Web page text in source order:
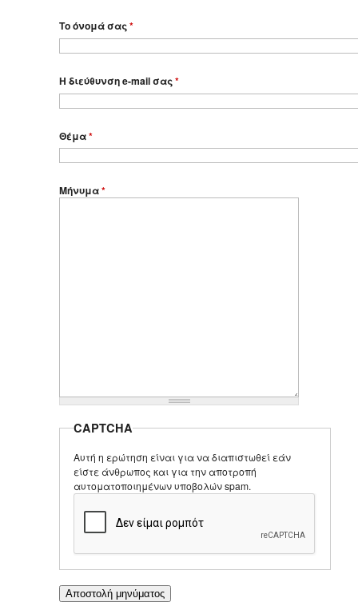
Το όνομά σας*
Η διεύθυνση e-mail σας*
Θέμα*
Μήνυμα*
CAPTCHA
Αυτή η ερώτηση είναι για να διαπιστωθεί εάν
είστε άνθρωπος και για την αποτροπή
αυτοματοποιημένων υποβολών spam.